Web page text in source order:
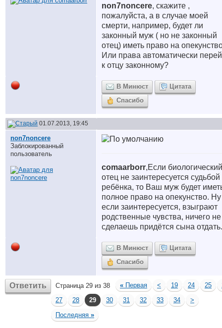
non7noncere, скажите ,
пожалуйста, а в случае моей
смерти, например, будет ли
законный муж ( но не законный
отец) иметь право на
Или права автоматически
к отцу законному?
В Минюст
Цитата
Спасибо
01.07.2013, 19:45
non7noncere
Заблокированный
пользователь
comaarborr,Если биологический
отец не заинтересуется судьбой
ребёнка, то Ваш муж будет
полное право на опекунство.
если заинтересуется, взыграют
родственные чувства, ничего не
сделаешь придётся сына отдать.
В Минюст
Цитата
Спасибо
Ответить Страница 29 из 38 « Первая < 19 24 25
27
28 29 30 31 32 33 34
>
Последняя »